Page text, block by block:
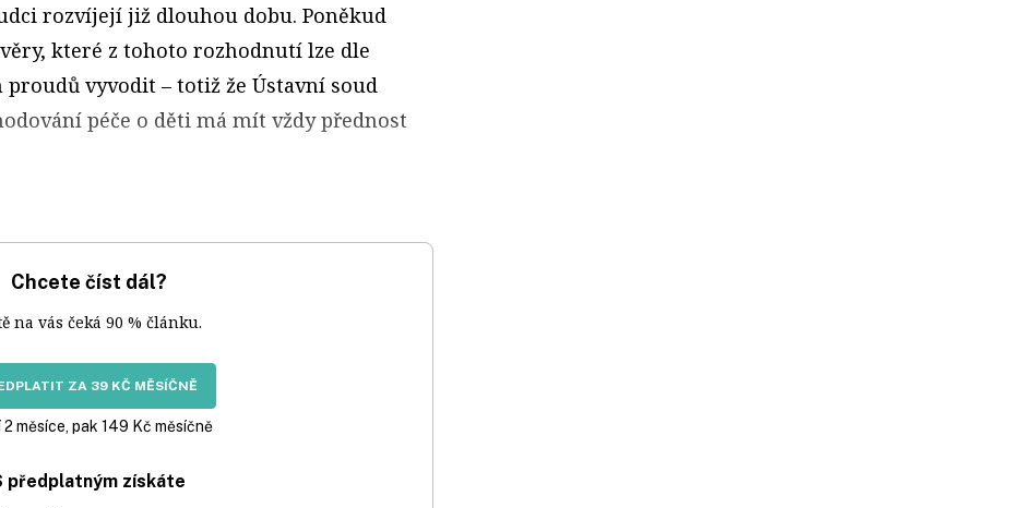
rozvíjejí již dlouhou dobu. Poněkud
které z tohoto rozhodnutí lze dle
vyvodit – totiž že Ústavní soud
péče o děti má mít vždy přednost
Chcete číst dál?
na vás čeká 90 % článku.
ZA 39 KČ MĚSÍČNĚ
2 měsíce, pak 149 Kč měsíčně
předplatným získáte